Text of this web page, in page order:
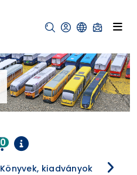
Könyvek, kiadványok
0